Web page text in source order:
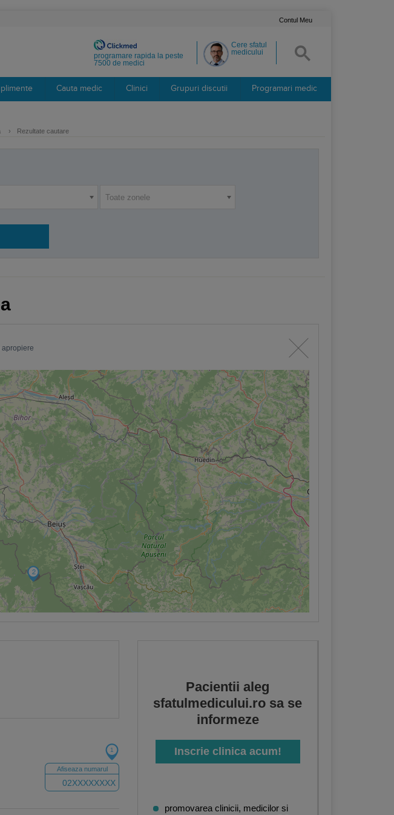
Contul Meu
Cere sfatul
medicului
programare rapida la peste
7500 de medici
Cauta medic Clinici Grupuri discutii Programari medic
› Rezultate cautare
Toate zonele
2
Neurologie,Psihiatrie
Afiseaza numarul
02XXXXXXXX
1
Pacientii aleg
sfatulmedicului.ro sa se
informeze
Inscrie clinica acum!
promovarea clinicii, medicilor si